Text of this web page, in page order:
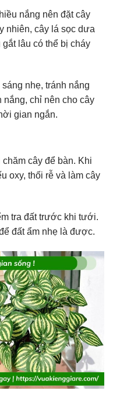
nắng nên đặt cây
nhiên, cây lá sọc dưa
lâu có thể bị cháy
nhẹ, tránh nắng
nắng, chỉ nên cho cây
gian ngắn.
cây để bàn. Khi
oxy, thối rễ và làm cây
tra đất trước khi tưới.
đất ẩm nhẹ là được.